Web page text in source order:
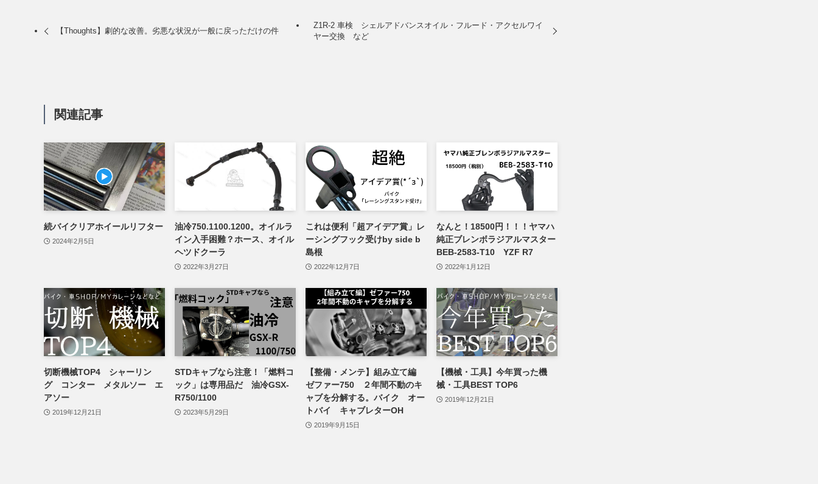
【Thoughts】劇的な改善。劣悪な状況が一般に戻っただけの件
Z1R-2 車検 シェルアドバンスオイル・フルード・アクセルワイ
ヤー交換 など
関連記事
続バイクリアホイールリフター
2024年2月5日
油冷750.1100.1200。オイルラ
イン入手困難？ホース、オイル
ヘツドクーラ
2022年3月27日
これは便利「超アイデア賞」レ
ーシングフック受けby side b
島根
2022年12月7日
なんと！18500円！！！ヤマハ
純正ブレンボラジアルマスター
BEB-2583-T10 YZF R7
2022年1月12日
切断機械TOP4 シャーリン
グ コンター メタルソー エ
アソー
2019年12月21日
STDキャブなら注意！「燃料コ
ック」は専用品だ 油冷GSX-
R750/1100
2023年5月29日
【整備・メンテ】組み立て編
ゼファー750 ２年間不動のキ
ャブを分解する。バイク オー
トバイ キャブレターOH
2019年9月15日
【機械・工具】今年買った機
械・工具BEST TOP6
2019年12月21日